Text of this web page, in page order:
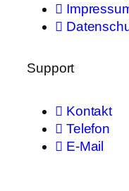
Support
Kontakt
Telefon
E-Mail